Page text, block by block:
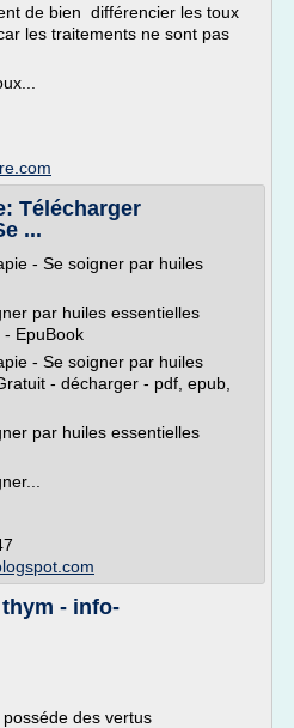
de bien différencier les toux
les traitements ne sont pas
Télécharger
...
- Se soigner par huiles
par huiles essentielles
- EpuBook
- Se soigner par huiles
- décharger - pdf, epub,
par huiles essentielles
- info-
des vertus